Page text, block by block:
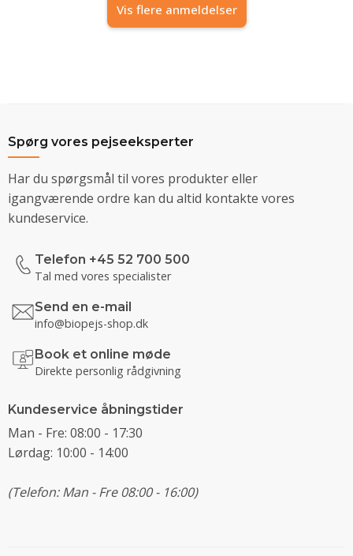
Vis flere anmeldelser
Spørg vores pejseeksperter
Har du spørgsmål til vores produkter eller
igangværende ordre kan du altid kontakte vores
kundeservice.
Telefon +45 52 700 500
Tal med vores specialister
Send en e-mail
info@biopejs-shop.dk
Book et online møde
Direkte personlig rådgivning
Kundeservice åbningstider
Man - Fre: 08:00 - 17:30
Lørdag: 10:00 - 14:00
(Telefon: Man - Fre 08:00 - 16:00)